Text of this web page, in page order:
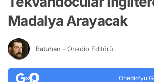
Madalya Arayacak
Batuhan - Onedio Editörü
Onedio’yu